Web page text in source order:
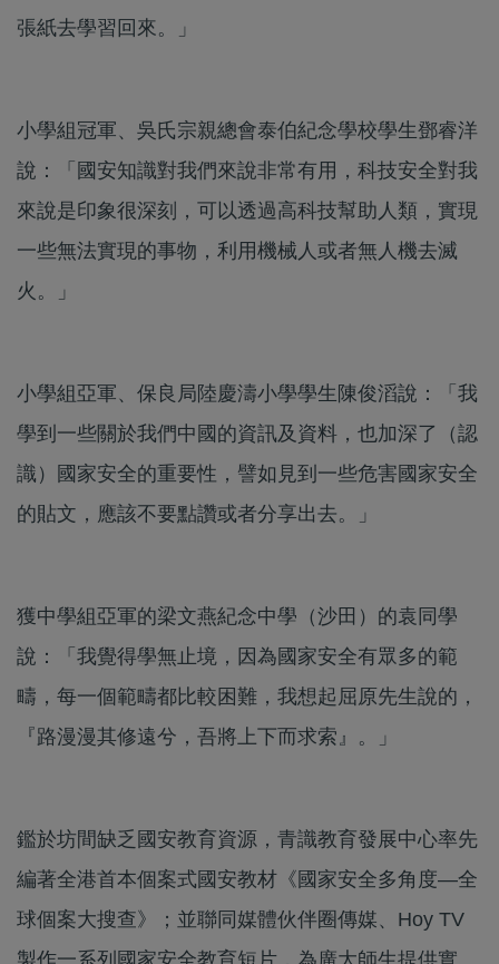
張紙去學習回來。」
小學組冠軍、吳氏宗親總會泰伯紀念學校學生鄧睿洋
說：「國安知識對我們來說非常有用，科技安全對我
來說是印象很深刻，可以透過高科技幫助人類，實現
一些無法實現的事物，利用機械人或者無人機去滅
火。」
小學組亞軍、保良局陸慶濤小學學生陳俊滔說：「我
學到一些關於我們中國的資訊及資料，也加深了（認
識）國家安全的重要性，譬如見到一些危害國家安全
的貼文，應該不要點讚或者分享出去。」
獲中學組亞軍的梁文燕紀念中學（沙田）的袁同學
說：「我覺得學無止境，因為國家安全有眾多的範
疇，每一個範疇都比較困難，我想起屈原先生說的，
『路漫漫其修遠兮，吾將上下而求索』。」
鑑於坊間缺乏國安教育資源，青識教育發展中心率先
編著全港首本個案式國安教材《國家安全多角度—全
球個案大搜查》；並聯同媒體伙伴圈傳媒、Hoy TV
製作一系列國家安全教育短片，為廣大師生提供實